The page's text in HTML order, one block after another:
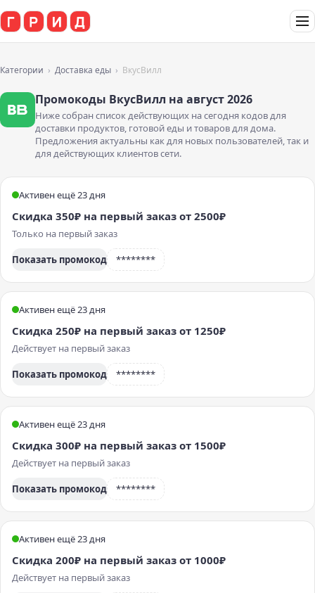
Категории Доставка еды ВкусВилл
Промокоды ВкусВилл на август 2026
Ниже собран список действующих на сегодня кодов для
доставки продуктов, готовой еды и товаров для дома.
Предложения актуальны как для новых пользователей, так и
для действующих клиентов сети.
Активен ещё 23 дня
Скидка 350₽ на первый заказ от 2500₽
Только на первый заказ
Показать промокод ********
Активен ещё 23 дня
Скидка 250₽ на первый заказ от 1250₽
Действует на первый заказ
Показать промокод ********
Активен ещё 23 дня
Скидка 300₽ на первый заказ от 1500₽
Действует на первый заказ
Показать промокод ********
Активен ещё 23 дня
Скидка 200₽ на первый заказ от 1000₽
Действует на первый заказ